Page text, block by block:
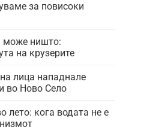
за повисоки
може ништо:
на крузерите
лица нападнале
во Ново Село
лето: кога водата не е